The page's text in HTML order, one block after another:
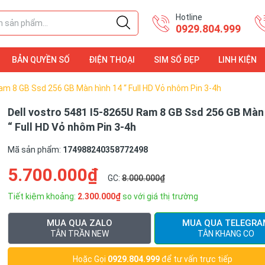
Hotline
0929.804.999
BẢN QUYỀN SỐ ĐIỆN THOẠI
ĐIỆN THOẠI
SIM SỐ ĐẸP LINH KIỆN
LINH KIỆN
8 GB Ssd 256 GB Màn hình 14 “ Full HD Vỏ nhôm Pin 3-4h
Dell vostro 5481 I5-8265U Ram 8 GB Ssd 256 GB
“ Full HD Vỏ nhôm Pin 3-4h
Mã sản phẩm: 174988240358772498
5.700.000₫ GC:8.000.000₫
Tiết kiệm khoảng: 2.300.000₫so với giá thị trường
MUA QUA ZALO
TÂN TRẦN NEW
MUA QUA
TÂN KHANG CO
Hoặc Gọi 0929.804.999để tư vấn trực tiếp